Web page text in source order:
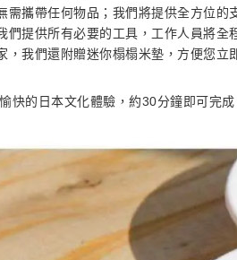
需攜帶任何物品；我們將提供全方位的
們提供所有必要的工具，工作人員將全
，我們還附贈迷你榻榻米墊，方便您立
快的日本文化體驗，約30分鐘即可完成